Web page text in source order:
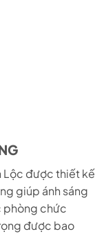
Lộc được thiết kế
giúp ánh sáng
phòng chức
được bao